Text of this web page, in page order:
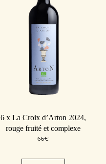
6 x La Croix d’Arton 2024,
rouge fruité et complexe
66€